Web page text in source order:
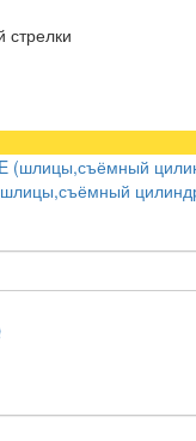
стрелки